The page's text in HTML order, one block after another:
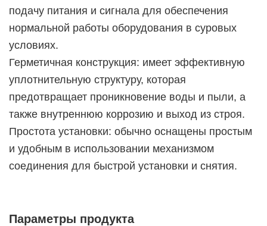
подачу питания и сигнала для обеспечения
нормальной работы оборудования в суровых
условиях.
Герметичная конструкция: имеет эффективную
уплотнительную структуру, которая
предотвращает проникновение воды и пыли, а
также внутреннюю коррозию и выход из строя.
Простота установки: обычно оснащены простым
и удобным в использовании механизмом
соединения для быстрой установки и снятия.
Параметры продукта